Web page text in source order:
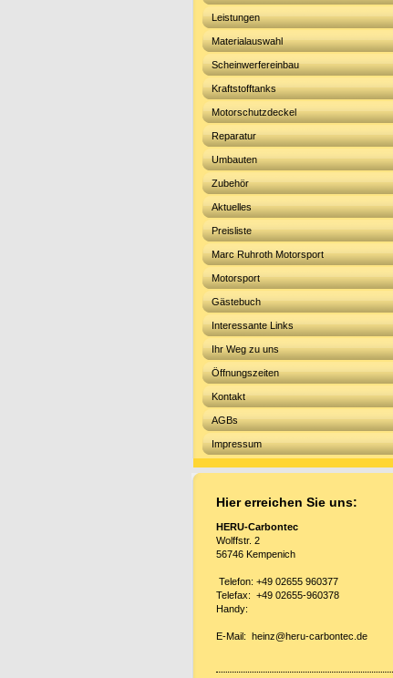
Leistungen
Materialauswahl
Scheinwerfereinbau
Kraftstofftanks
Motorschutzdeckel
Reparatur
Umbauten
Zubehör
Aktuelles
Preisliste
Marc Ruhroth Motorsport
Motorsport
Gästebuch
Interessante Links
Ihr Weg zu uns
Öffnungszeiten
Kontakt
AGBs
Impressum
Hier erreichen Sie uns:
HERU-Carbontec
Wolffstr. 2
56746 Kempenich
Telefon: +49 02655 960377
Telefax: +49 02655-960378
Handy:
E-Mail: heinz@heru-carbontec.de